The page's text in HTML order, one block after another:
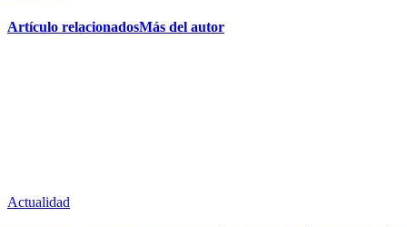
Artículo relacionadosMás del autor
Actualidad